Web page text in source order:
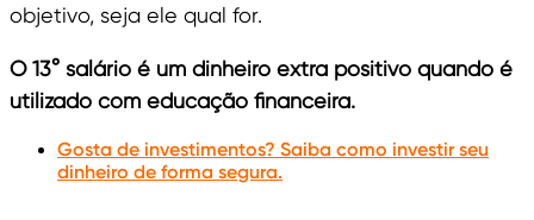
objetivo, seja ele qual for.
O 13° salário é um dinheiro extra positivo quando é
utilizado com educação financeira.
Gosta de investimentos? Saiba como investir seu
dinheiro de forma segura.